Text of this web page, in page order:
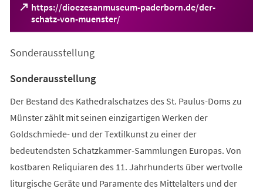
https://dioezesanmuseum-paderborn.de/der-
schatz-von-muenster/
(Öffnet
in
neuen
Sonderausstellung
Sonderausstellung
Der Bestand des Kathedralschatzes des St. Paulus-Doms zu
Münster zählt mit seinen einzigartigen Werken der
Goldschmiede- und der Textilkunst zu einer der
bedeutendsten Schatzkammer-Sammlungen Europas. Von
kostbaren Reliquiaren des 11. Jahrhunderts über wertvolle
liturgische Geräte und Paramente des Mittelalters und der